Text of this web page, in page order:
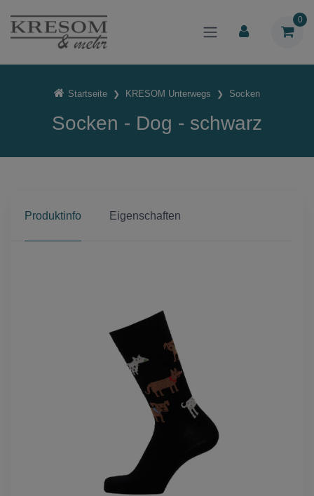
0
Startseite KRESOM Unterwegs Socken
Socken - Dog - schwarz
Produktinfo Eigenschaften